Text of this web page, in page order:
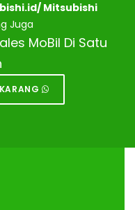
Mitsubishi
Juga
MoBil Di Satu
KUDUS